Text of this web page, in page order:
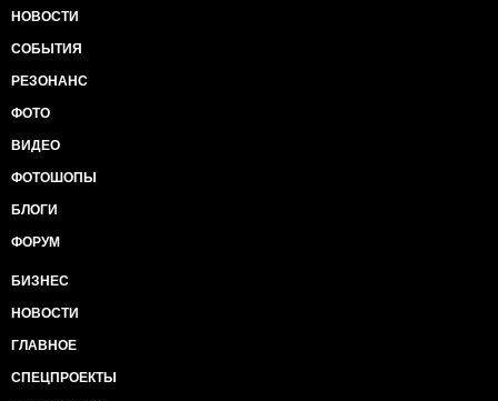
НОВОСТИ
СОБЫТИЯ
РЕЗОНАНС
ФОТО
ВИДЕО
ФОТОШОПЫ
БЛОГИ
ФОРУМ
БИЗНЕС
НОВОСТИ
ГЛАВНОЕ
СПЕЦПРОЕКТЫ